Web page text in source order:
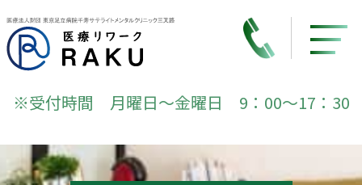
※受付時間 月曜日～金曜日 9：00～17：30